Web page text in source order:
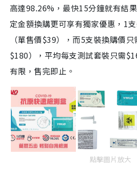
高達98.26%，最快15分鐘就有結
定金額換購更可享有獨家優惠，1
（單售價$39），而5支裝換購價
$180），平均每支測試套裝只需
有限，售完即止。
點擊圖片放大